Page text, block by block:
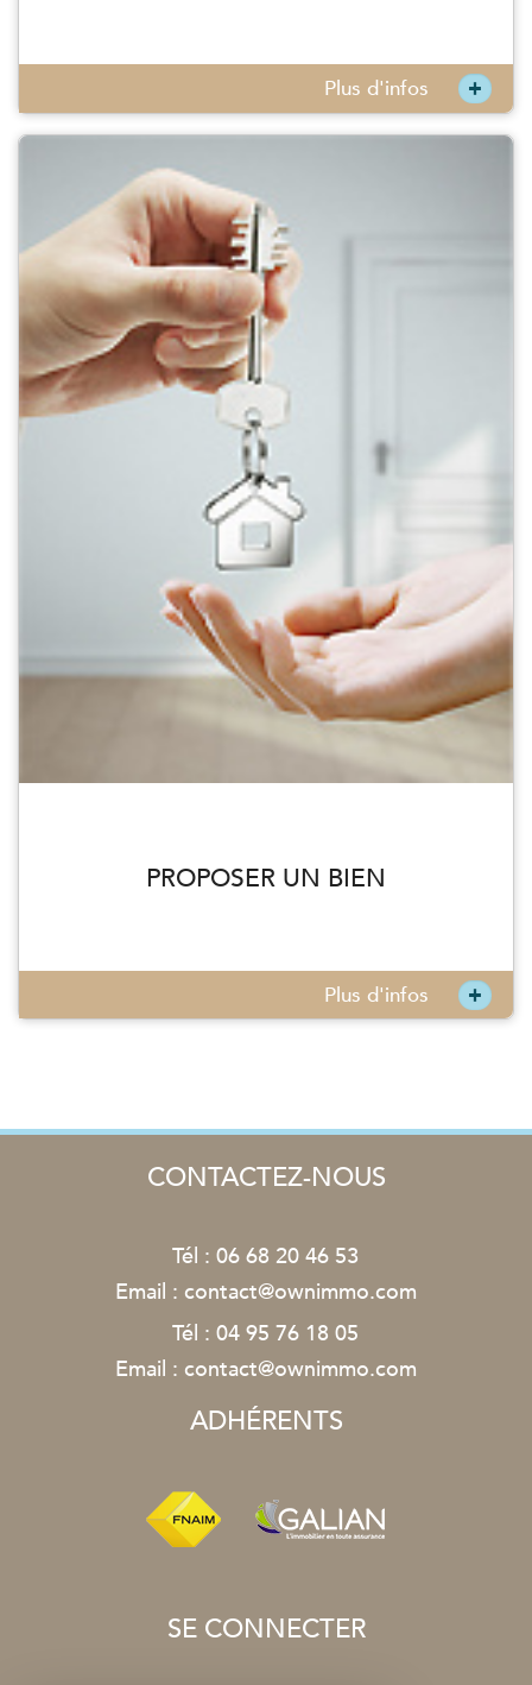
Plus d'infos +
PROPOSER UN BIEN
Plus d'infos +
CONTACTEZ-NOUS
Tél : 06 68 20 46 53
Email : contact@ownimmo.com
Tél : 04 95 76 18 05
Email : contact@ownimmo.com
ADHÉRENTS
SE CONNECTER